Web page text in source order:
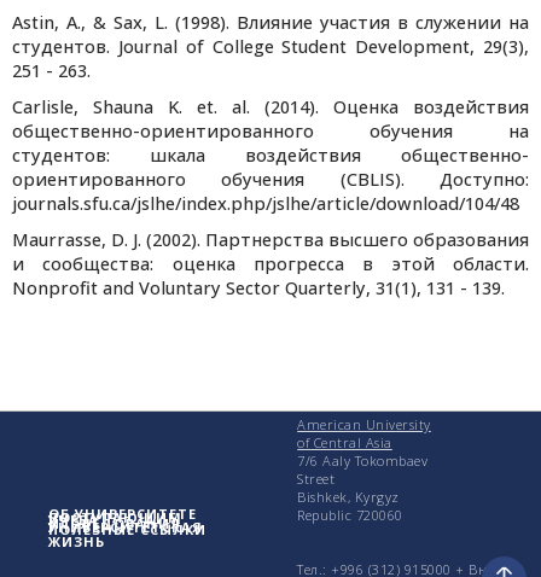
Astin, A., & Sax, L. (1998). Влияние участия в служении на
студентов. Journal of College Student Development, 29(3),
251 - 263.
Carlisle, Shauna K. et. al. (2014). Оценка воздействия
общественно-ориентированного обучения на
студентов: шкала воздействия общественно-
ориентированного обучения (CBLIS). Доступно:
journals.sfu.ca/jslhe/index.php/jslhe/article/download/104/48
Maurrasse, D. J. (2002). Партнерства высшего образования
и сообщества: оценка прогресса в этой области.
Nonprofit and Voluntary Sector Quarterly, 31(1), 131 - 139.
ОБ УНИВЕРСИТЕТЕ
ПОСТУПАЮЩИМ
УЧЕБА
ИССЛЕДОВАНИЯ
УНИВЕРСИТЕТСКАЯ
ЖИЗНЬ
ПОЛЕЗНЫЕ ССЫЛКИ
American University
of Central Asia
7/6 Aaly Tokombaev
Street
Bishkek, Kyrgyz
Republic 720060
Тел.: +996 (312) 915000 + Вн.